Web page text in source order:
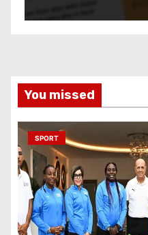
You missed
SPORT